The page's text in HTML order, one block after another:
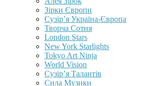
Зірки Європи
Сузір’я Україна-Європа
Творча Сотня
London Stars
New York Starlights
Tokyo Art Ninja
World Vision
Сузір’я Талантів
Сила Музики